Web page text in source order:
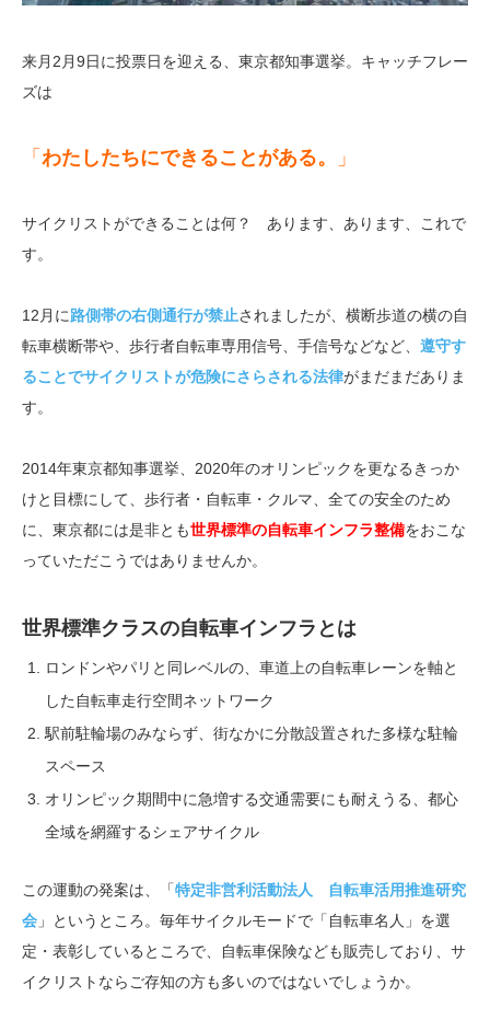
来月2月9日に投票日を迎える、東京都知事選挙。キャッチフレー
ズは
「 わたしたちにできることがある。 」
サイクリストができることは何？ あります、あります、これで
す。
12月に路側帯の右側通行が禁止されましたが、横断歩道の横の自
転車横断帯や、歩行者自転車専用信号、手信号などなど、 遵守す
ることでサイクリストが危険にさらされる法律がまだまだありま
す。
2014年東京都知事選挙、2020年のオリンピックを更なるきっか
けと目標にして、歩行者・自転車・クルマ、全ての安全のため
に、東京都には是非とも世界標準の自転車インフラ整備をおこな
っていただこうではありませんか。
世界標準クラスの自転車インフラとは
ロンドンやパリと同レベルの、車道上の自転車レーンを軸と
した自転車走行空間ネットワーク
駅前駐輪場のみならず、街なかに分散設置された多様な駐輪
スペース
オリンピック期間中に急増する交通需要にも耐えうる、都心
全域を網羅するシェアサイクル
この運動の発案は、「特定非営利活動法人 自転車活用推進研究
会 」というところ。毎年サイクルモードで「自転車名人」を選
定・表彰しているところで、自転車保険なども販売しており、サ
イクリストならご存知の方も多いのではないでしょうか。